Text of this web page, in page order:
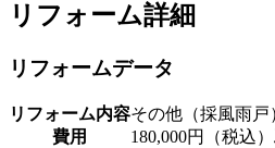
リフォーム詳細
リフォームデータ
リフォーム内容その他（採風雨戸
費用
180,000円（税込）